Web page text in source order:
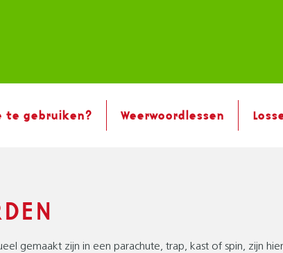
te gebruiken? Weerwoordlessen
gemaakt zijn in een parachute, trap, kast of spin, zijn